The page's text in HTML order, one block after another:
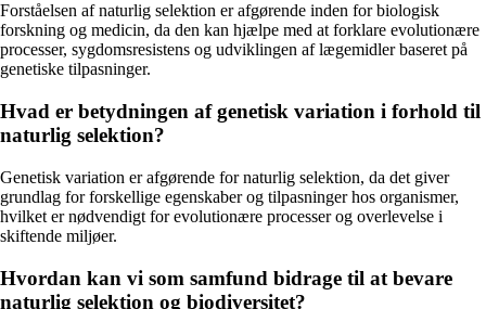
Forståelsen af naturlig selektion er afgørende inden for biologisk
forskning og medicin, da den kan hjælpe med at forklare evolutionære
processer, sygdomsresistens og udviklingen af lægemidler baseret på
genetiske tilpasninger.
Hvad er betydningen af genetisk variation i forhold til
naturlig selektion?
Genetisk variation er afgørende for naturlig selektion, da det giver
grundlag for forskellige egenskaber og tilpasninger hos organismer,
hvilket er nødvendigt for evolutionære processer og overlevelse i
skiftende miljøer.
Hvordan kan vi som samfund bidrage til at bevare
naturlig selektion og biodiversitet?